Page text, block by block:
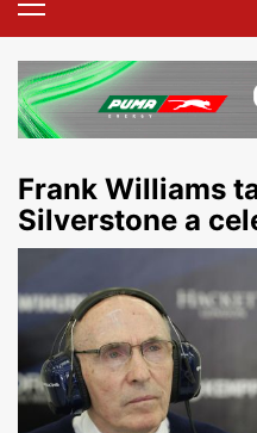
Frank Williams
Silverstone a